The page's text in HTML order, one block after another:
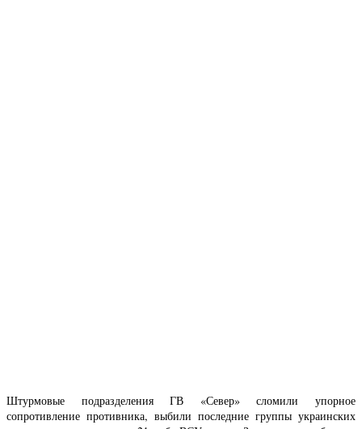
Штурмовые подразделения ГВ «Север» сломили упорное
сопротивление противника, выбили последние группы украинских